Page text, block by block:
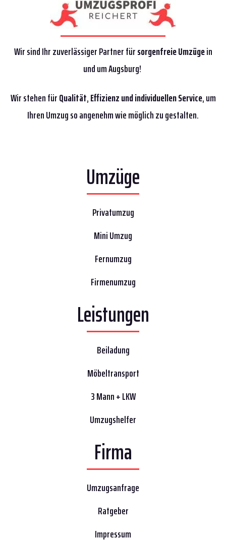
Wir sind Ihr zuverlässiger Partner fürsorgenfreie Umzügein
und um Augsburg!
Wir stehen fürQualität,Effizienzund individuellen Service, um
Ihren Umzug so angenehm wie möglich zu gestalten.
Umzüge
Privatumzug
Mini Umzug
Fernumzug
Firmenumzug
Leistungen
Beiladung
Möbeltransport
3 Mann + LKW
Umzugshelfer
Firma
Umzugsanfrage
Ratgeber
Impressum